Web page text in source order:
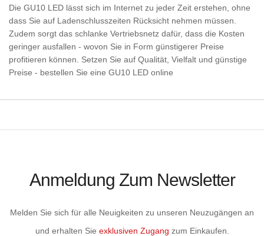
Die GU10 LED lässt sich im Internet zu jeder Zeit erstehen, ohne
dass Sie auf Ladenschlusszeiten Rücksicht nehmen müssen.
Zudem sorgt das schlanke Vertriebsnetz dafür, dass die Kosten
geringer ausfallen - wovon Sie in Form günstigerer Preise
profitieren können. Setzen Sie auf Qualität, Vielfalt und günstige
Preise - bestellen Sie eine GU10 LED online
Anmeldung Zum Newsletter
Melden Sie sich für alle Neuigkeiten zu unseren Neuzugängen an
und erhalten Sie exklusiven Zugang zum Einkaufen.